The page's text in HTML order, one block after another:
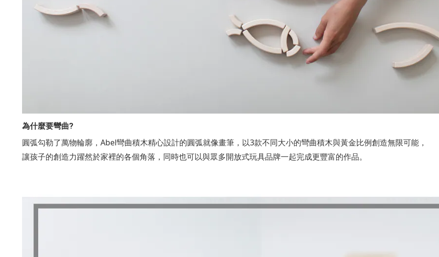
為什麼要彎曲?
圓弧勾勒了萬物輪廓，Abel彎曲積木精心設計的圓弧就像畫筆，以3款不同大小的彎曲積木與黃金比例創造無限可能，
讓孩子的創造力躍然於家裡的各個角落，同時也可以與眾多開放式玩具品牌一起完成更豐富的作品。